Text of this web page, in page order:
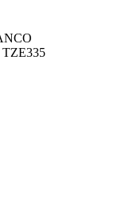
TZE335